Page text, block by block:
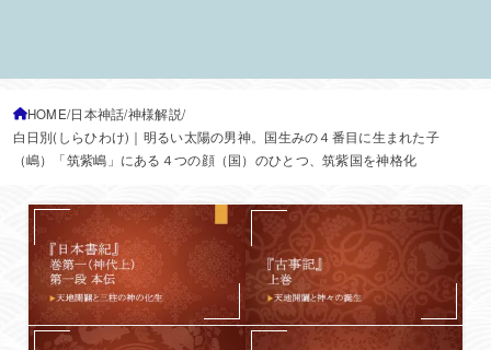
HOME 日本神話 神様解説
白日別(しらひわけ)｜明るい太陽の男神。国生みの４番目に生まれた子
（嶋）「筑紫嶋」にある４つの顔（国）のひとつ、筑紫国を神格化